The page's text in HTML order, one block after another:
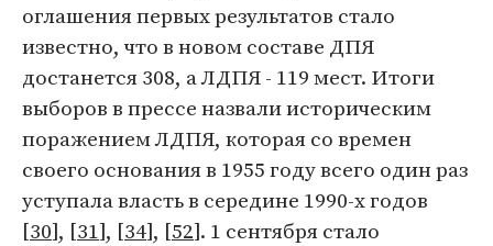
оглашения первых результатов стало
известно, что в новом составе ДПЯ
достанется 308, а ЛДПЯ - 119 мест. Итоги
выборов в прессе назвали историческим
поражением ЛДПЯ, которая со времен
своего основания в 1955 году всего один раз
уступала власть в середине 1990-х годов
[30], [31], [34], [52]. 1 сентября стало